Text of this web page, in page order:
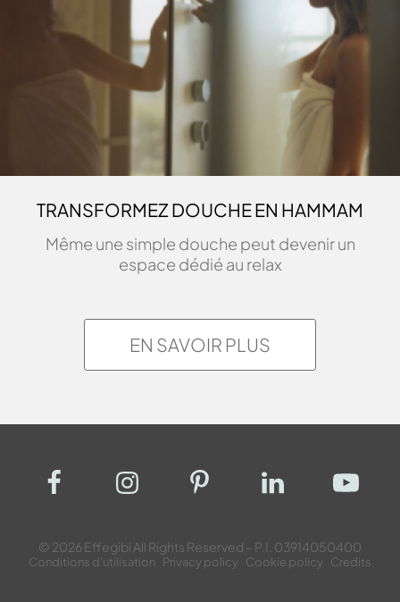
TRANSFORMEZ DOUCHE EN HAMMAM
Même une simple douche peut devenir un
espace dédié au relax
EN SAVOIR PLUS
© 2026 Effegibi All Rights Reserved – P.I. 03914050400
Conditions d’utilisation Privacy policy Cookie policy Credits